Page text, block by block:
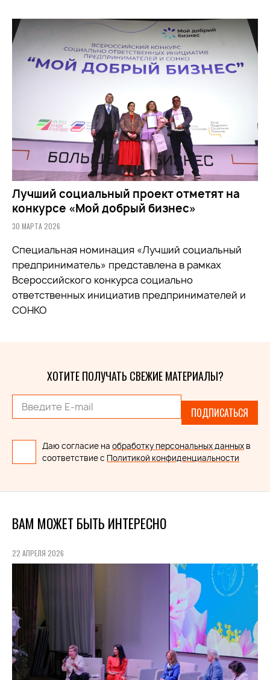
Лучший социальный проект отметят на
конкурсе «Мой добрый бизнес»
30 МАРТА 2026
Специальная номинация «Лучший социальный
предприниматель» представлена в рамках
Всероссийского конкурса социально
ответственных инициатив предпринимателей и
СОНКО
ХОТИТЕ ПОЛУЧАТЬ СВЕЖИЕ МАТЕРИАЛЫ?
ПОДПИСАТЬСЯ
Даю согласие на обработку персональных данных в
соответствие с Политикой конфиденциальности
ВАМ МОЖЕТ БЫТЬ ИНТЕРЕСНО
22 АПРЕЛЯ 2026